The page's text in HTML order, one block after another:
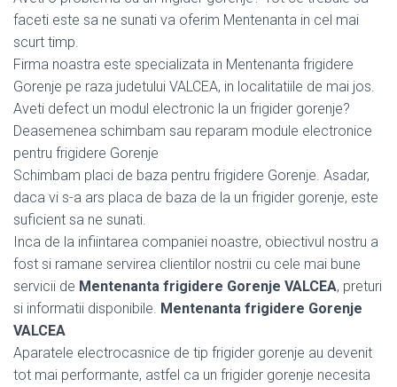
faceti este sa ne sunati va oferim Mentenanta in cel mai
scurt timp.
Firma noastra este specializata in Mentenanta frigidere
Gorenje pe raza judetului VALCEA, in localitatiile de mai jos.
Aveti defect un modul electronic la un frigider gorenje?
Deasemenea schimbam sau reparam module electronice
pentru frigidere Gorenje
Schimbam placi de baza pentru frigidere Gorenje. Asadar,
daca vi s-a ars placa de baza de la un frigider gorenje, este
suficient sa ne sunati.
Inca de la infiintarea companiei noastre, obiectivul nostru a
fost si ramane servirea clientilor nostrii cu cele mai bune
servicii de Mentenanta frigidere Gorenje VALCEA, preturi
si informatii disponibile. Mentenanta frigidere Gorenje
VALCEA
Aparatele electrocasnice de tip frigider gorenje au devenit
tot mai performante, astfel ca un frigider gorenje necesita